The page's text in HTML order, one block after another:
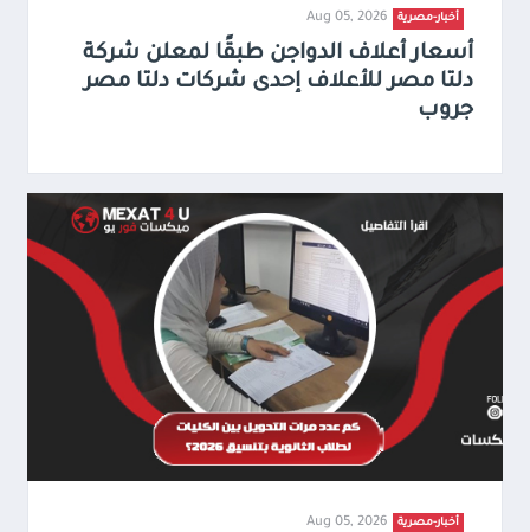
أخبار-مصرية Aug 05, 2026
أسعار أعلاف الدواجن طبقًا لمعلن شركة
دلتا مصر للأعلاف إحدى شركات دلتا مصر
جروب
أخبار-مصرية Aug 05, 2026